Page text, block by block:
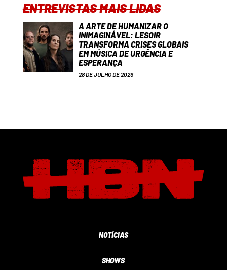
ENTREVISTAS MAIS LIDAS
A ARTE DE HUMANIZAR O
INIMAGINÁVEL: LESOIR
TRANSFORMA CRISES GLOBAIS
EM MÚSICA DE URGÊNCIA E
ESPERANÇA
28 DE JULHO DE 2026
NOTÍCIAS
SHOWS